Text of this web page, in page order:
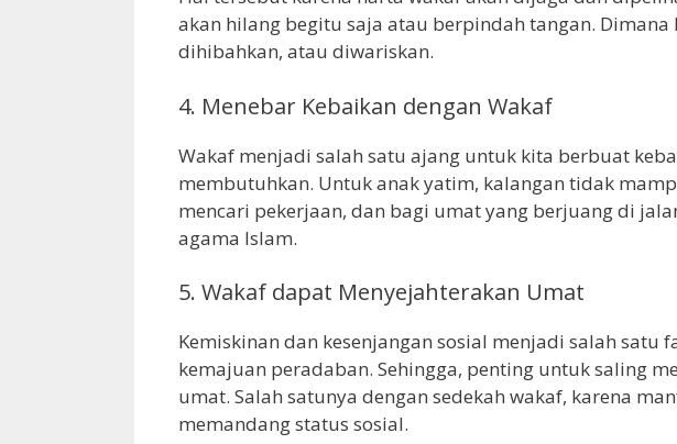
akan hilang begitu saja atau berpindah tangan.
dihibahkan, atau diwariskan.
4. Menebar Kebaikan dengan Wakaf
Wakaf menjadi salah satu ajang untuk kita berbuat
membutuhkan. Untuk anak yatim, kalangan tidak
mencari pekerjaan, dan bagi umat yang berjuang di
agama Islam.
5. Wakaf dapat Menyejahterakan Umat
Kemiskinan dan kesenjangan sosial menjadi salah satu
kemajuan peradaban. Sehingga, penting untuk saling
umat. Salah satunya dengan sedekah wakaf, karena
memandang status sosial.